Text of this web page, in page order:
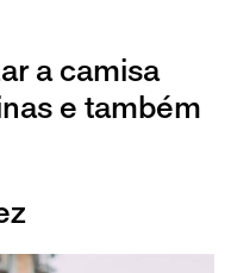
a camisa
e também